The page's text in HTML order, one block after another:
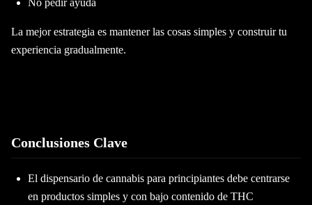
No pedir ayuda
La mejor estrategia es mantener las cosas simples y construir tu
experiencia gradualmente.
Conclusiones Clave
El dispensario de cannabis para principiantes debe centrarse
en productos simples y con bajo contenido de THC